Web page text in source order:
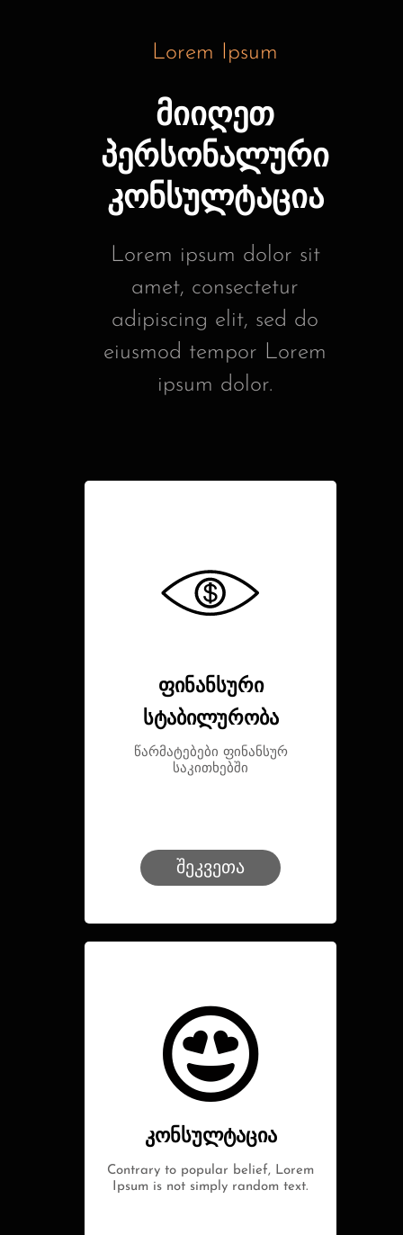
Lorem Ipsum
მიიღეთ
პერსონალური
კონსულტაცია
Lorem ipsum dolor sit
amet, consectetur
adipiscing elit, sed do
eiusmod tempor Lorem
ipsum dolor.
ფინანსური
სტაბილურობა
წარმატებები ფინანსურ
საკითხებში
შეკვეთა
კონსულტაცია
Contrary to popular belief, Lorem
Ipsum is not simply random text.